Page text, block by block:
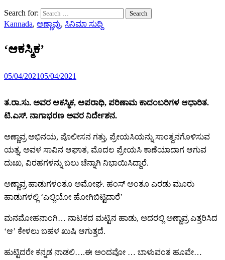
Search for:
Kannada, ಅಣ್ಣಾವ್ರು, ಸಿನಿಮಾ ಸುದ್ದಿ
‘ಆಕಸ್ಮಿಕ’
05/04/202105/04/2021
ತ.ರಾ.ಸು. ಅವರ ಆಕಸ್ಮಿಕ, ಅಪರಾಧಿ, ಪರಿಣಾಮ ಕಾದಂಬರಿಗಳ ಆಧಾರಿತ.
ಟಿ.ಎಸ್. ನಾಗಾಭರಣ ಅವರ ನಿರ್ದೇಶನ.
ಅಣ್ಣಾವ್ರ ಅಭಿನಯ, ಪೊಲೀಸನ ಗತ್ತು, ಪ್ರೇಯಸಿಯನ್ನು ಸಾಂತ್ವನಗೊಳಿಸುವ
ಯತ್ನ, ಅವಳ ಸಾವಿನ ಆಘಾತ, ಮೊದಲ ಪ್ರೇಯಸಿ ಕಾಣೆಯಾದಾಗ ಆಗುವ
ದುಃಖ, ವಿರಹಗಳನ್ನು ಬಲು ಚೆನ್ನಾಗಿ ನಿಭಾಯಿಸಿದ್ದಾರೆ.
ಅಣ್ಣಾವ್ರ ಹಾಡುಗಳಂತೂ ಅಮೋಘ. ಹಂಸ್ ಅಂತೂ ಎರಡು ಮೂರು
ಹಾಡುಗಳಲ್ಲಿ ‘ಎಲ್ಲಿಯೋ ಹೋಗಿಬಿಟ್ಟಿದಾರೆ’
ಮನಮೋಹನಾಂಗಿ… ನಾಟಕದ ಮಟ್ಟಿನ ಹಾಡು, ಅದರಲ್ಲಿ ಅಣ್ಣಾವ್ರ ಎತ್ತರಿಸಿದ
‘ಆ’ ಕೇಳಲು ಬಹಳ ಖುಷಿ ಆಗುತ್ತದೆ.
ಹುಟ್ಟಿದರೇ ಕನ್ನಡ ನಾಡಲಿ….ಈ ಅಂದವೋ … ಬಾಳುವಂತ ಹೂವೇ…